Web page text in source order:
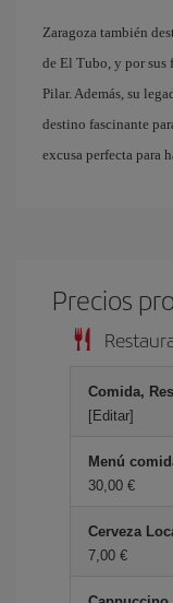
Zaragoza también
de El Tubo, y por sus
Pilar. Además, su
destino fascinante
excusa perfecta para
Precios
Comida,
[Editar]
Menú
30,00 €
Cerveza
7,00 €